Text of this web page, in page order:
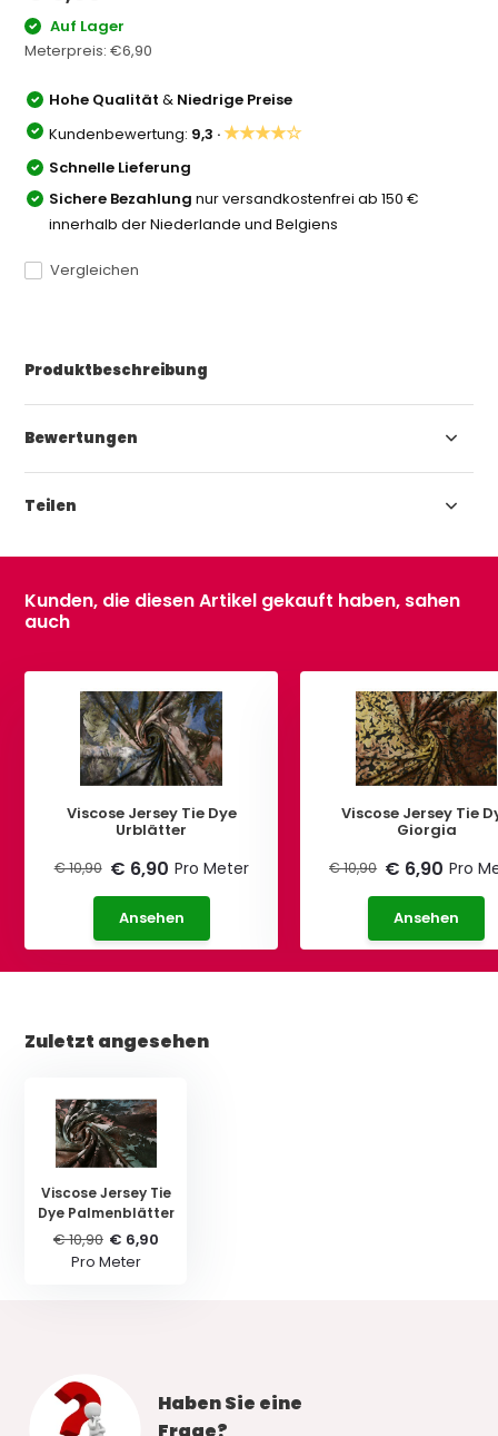
Auf Lager
Meterpreis:€6,90
Hohe Qualität& Niedrige Preise
Kundenbewertung: 9,3 ·★★★★☆
Schnelle Lieferung
Sichere Bezahlung nur versandkostenfrei ab 150 €
innerhalb der Niederlande und Belgiens
Vergleichen
Produktbeschreibung
Bewertungen
Teilen
Kunden, die diesen Artikel gekauft haben, sahen
auch
Viscose Jersey Tie Dye
Urblätter
€ 10,90 € 6,90 Pro Meter
Ansehen
Viscose Jersey Tie
Giorgia
€ 10,90 € 6,90 Pro
Ansehen
Zuletzt angesehen
Viscose Jersey Tie
Dye Palmenblätter
€ 10,90 € 6,90
Pro Meter
Haben Sie eine
Frage?